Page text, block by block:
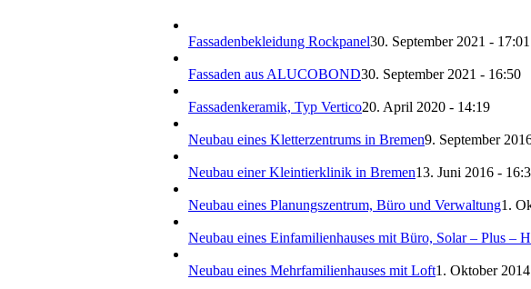
Fassadenbekleidung Rockpanel30. September 2021 - 17:01
Fassaden aus ALUCOBOND30. September 2021 - 16:50
Fassadenkeramik, Typ Vertico20. April 2020 - 14:19
Neubau eines Kletterzentrums in Bremen9. September
Neubau einer Kleintierklinik in Bremen13. Juni 2016 -
Neubau eines Planungszentrum, Büro und Verwaltung1.
Neubau eines Einfamilienhauses mit Büro, Solar – Plus –
Neubau eines Mehrfamilienhauses mit Loft1. Oktober